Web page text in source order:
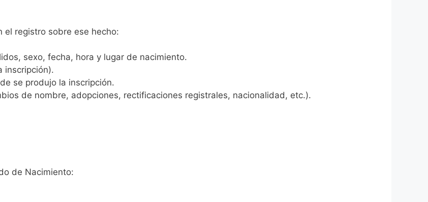
el registro sobre ese hecho:
sexo, fecha, hora y lugar de nacimiento.
inscripción).
se produjo la inscripción.
de nombre, adopciones, rectificaciones registrales, nacionalidad, etc.).
de Nacimiento: